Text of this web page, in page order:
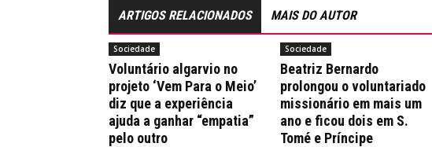
ARTIGOS RELACIONADOS MAIS DO AUTOR
Sociedade
Voluntário algarvio no
projeto ‘Vem Para o Meio’
diz que a experiência
ajuda a ganhar “empatia”
pelo outro
Sociedade
Beatriz Bernardo
prolongou o voluntariado
missionário em mais um
ano e ficou dois em S.
Tomé e Príncipe